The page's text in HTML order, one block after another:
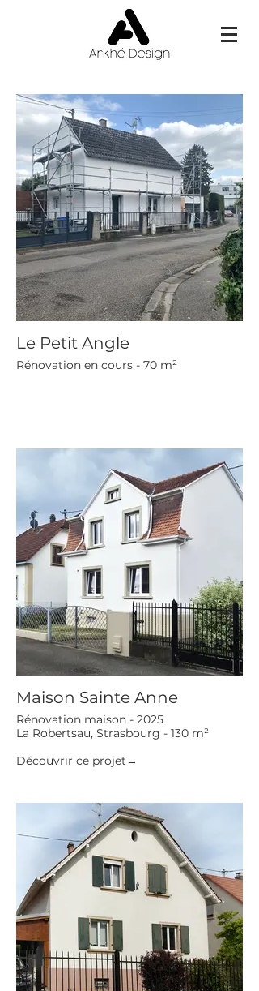
Le Petit Angle
Rénovation en cours - 70 m²
Maison Sainte Anne
Rénovation maison - 2025
La Robertsau, Strasbourg - 130 m²
Découvrir ce projet→